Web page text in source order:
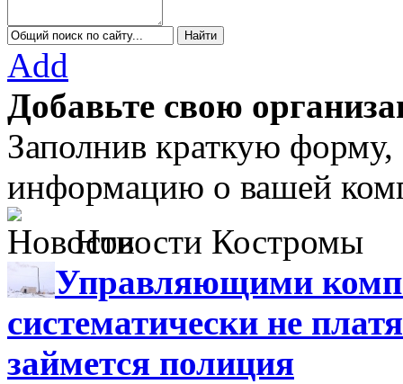
Add
Добавьте свою
Заполнив краткую
информацию о вашей
Новости Костромы
Управляющими
систематически не
займется полиция